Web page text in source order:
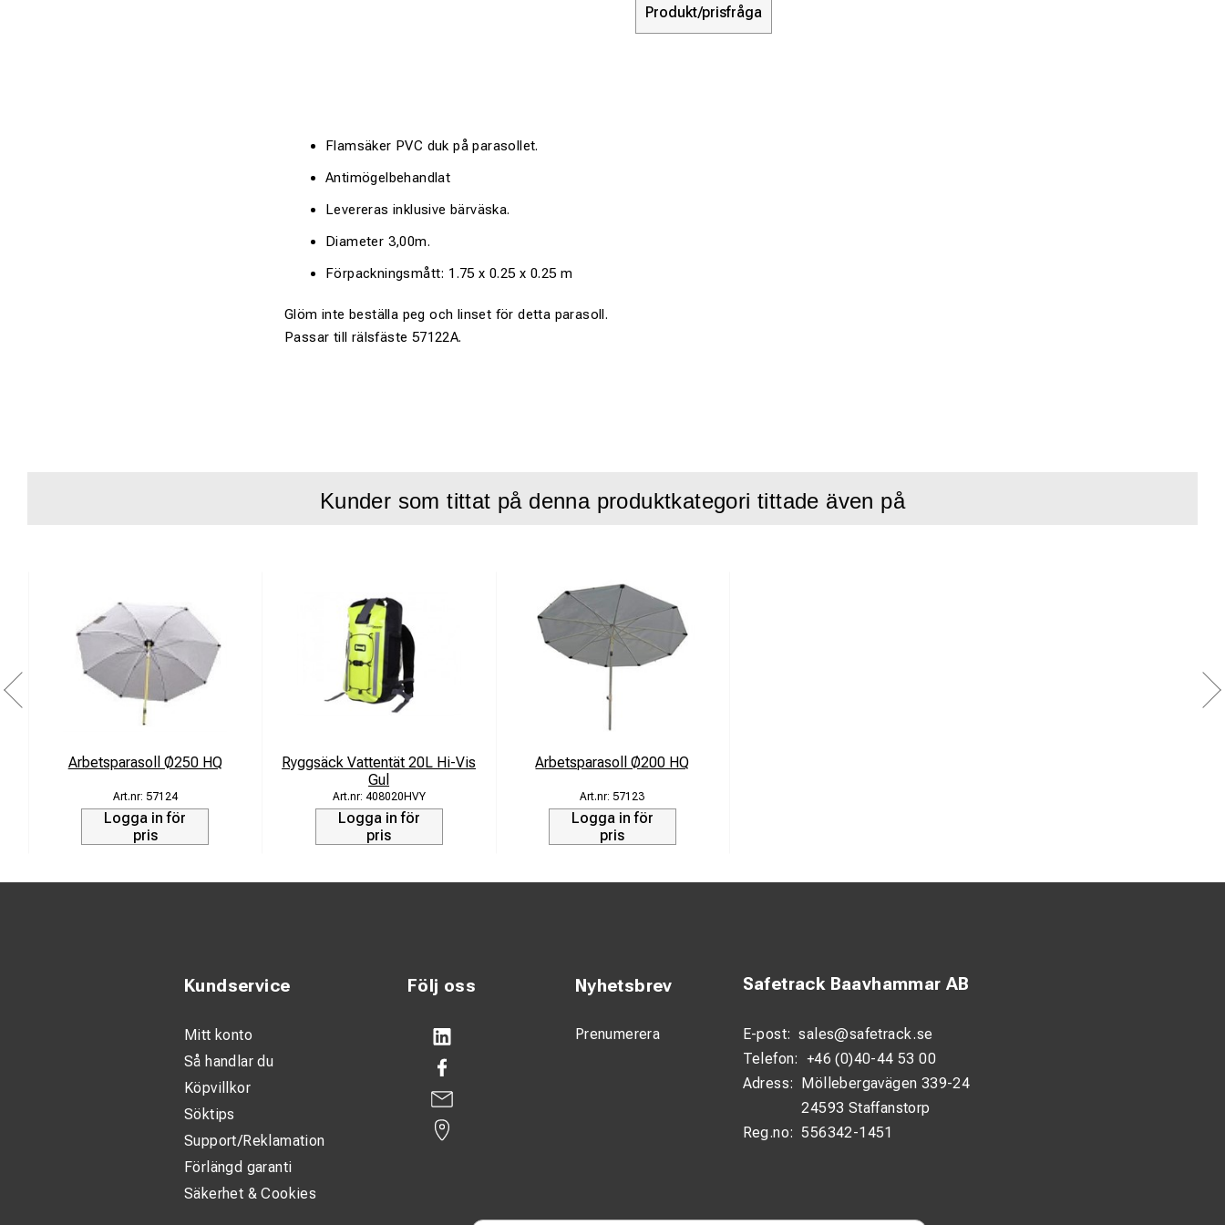
Produkt/prisfråga
Flamsäker PVC duk på parasollet.
Antimögelbehandlat
Levereras inklusive bärväska.
Diameter 3,00m.
Förpackningsmått: 1.75 x 0.25 x 0.25 m
Glöm inte beställa peg och linset för detta parasoll.
Passar till rälsfäste 57122A.
Kunder som tittat på denna produktkategori tittade även på
Arbetsparasoll Ø250 HQ
57124
Logga in för
pris
Ryggsäck Vattentät 20L Hi-Vis
Gul
408020HVY
Logga in för
pris
Arbetsparasoll Ø200 HQ
57123
Logga in för
pris
Följ oss Nyhetsbrev
Prenumerera
Safetrack Baavhammar AB
E-post: sales@safetrack.se
Telefon: +46 (0)40-44 53 00
Adress: Möllebergavägen 339-24
24593 Staffanstorp
Reg.no: 556342-1451
Kundservice
Mitt konto
Så handlar du
Köpvillkor
Söktips
Support/Reklamation
Förlängd garanti
Säkerhet & Cookies